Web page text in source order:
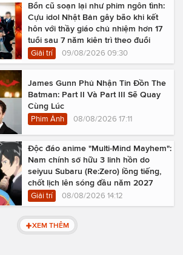
Bổn cũ soạn lại như phim ngôn tình:
Cựu idol Nhật Bản gây bão khi kết
hôn với thầy giáo chủ nhiệm hơn 17
tuổi sau 7 năm kiên trì theo đuổi
Giải trí 09/08/2026 09:30
James Gunn Phủ Nhận Tin Đồn The
Batman: Part II Và Part III Sẽ Quay
Cùng Lúc
Phim Ảnh 08/08/2026 17:11
Độc đáo anime "Multi-Mind Mayhem":
Nam chính sở hữu 3 linh hồn do
seiyuu Subaru (Re:Zero) lồng tiếng,
chốt lịch lên sóng đầu năm 2027
Giải trí 08/08/2026 14:12
XEM THÊM